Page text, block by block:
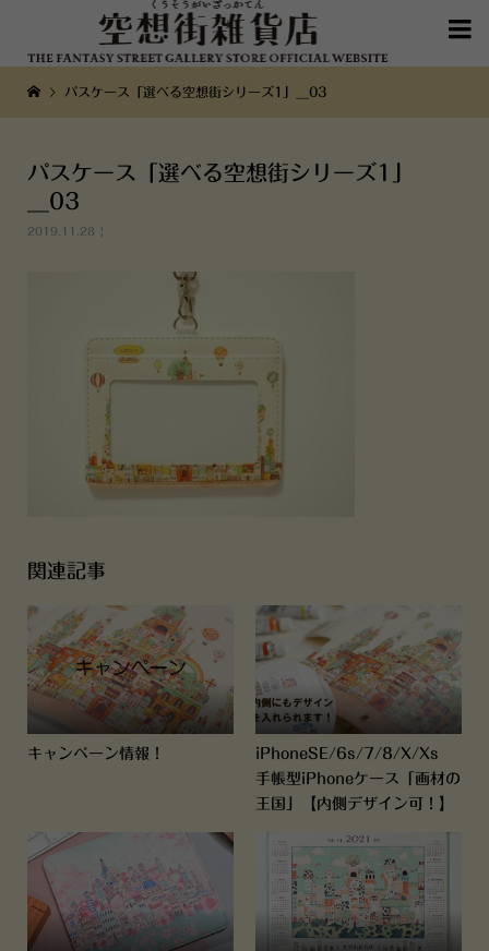

パスケース「選べる空想街シリーズ1」__03
パスケース「選べる空想街シリーズ1」
__03
2019.11.28
関連記事
キャンペーン情報！
iPhoneSE/6s/7/8/X/Xs
手帳型iPhoneケース「画材の
王国」【内側デザイン可！】